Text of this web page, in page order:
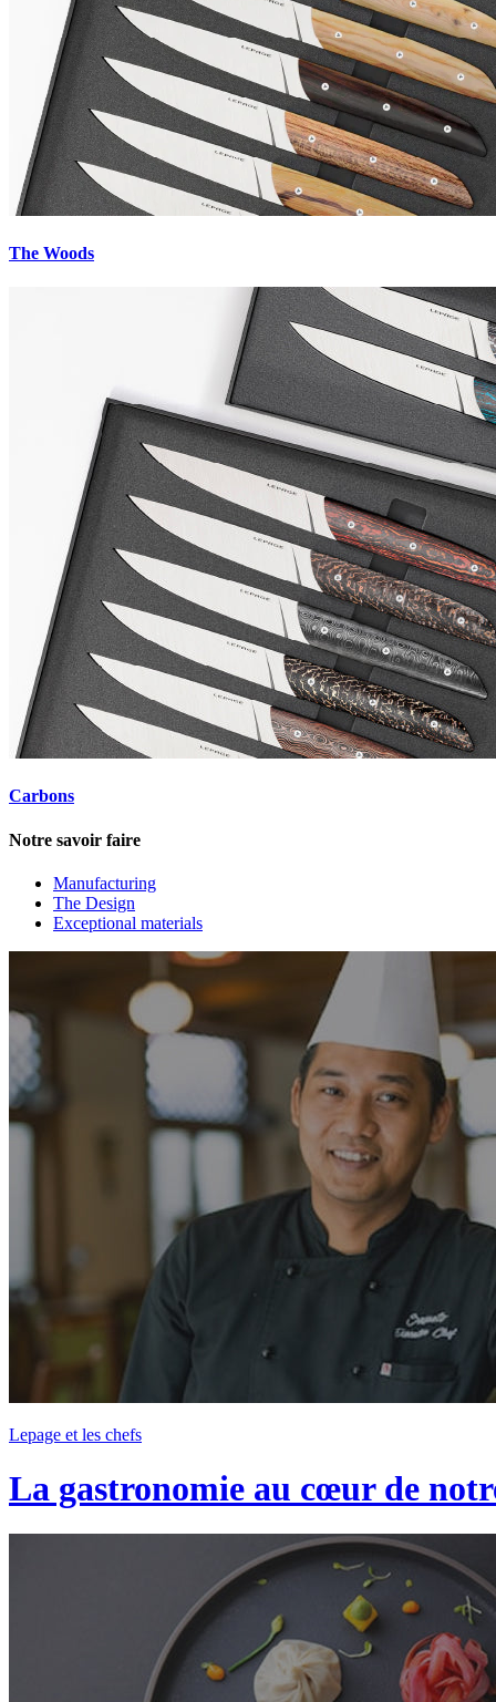
The Woods
Carbons
Notre savoir faire
Manufacturing
The Design
Exceptional materials
Lepage et les chefs
La gastronomie au cœur de